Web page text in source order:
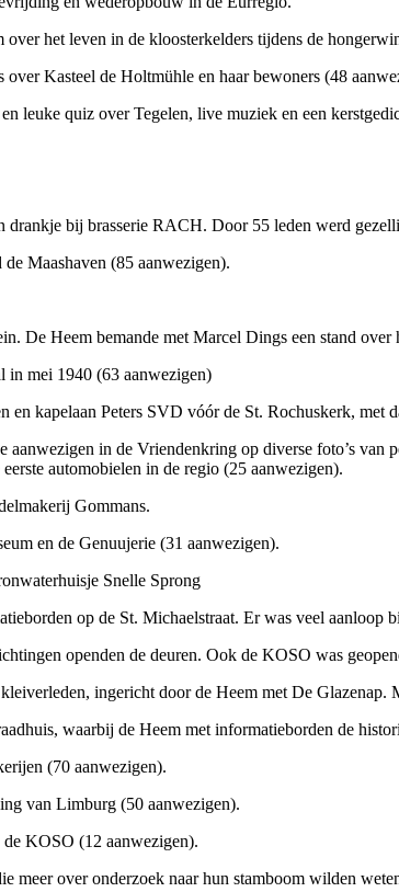
het leven in de kloosterkelders tijdens de
Kasteel de Holtmühle en haar bewoners (48
quiz over Tegelen, live muziek en een
bij brasserie RACH. Door 55 leden werd
Maashaven (85 aanwezigen).
Heem bemande met Marcel Dings een stand over
mei 1940 (63 aanwezigen)
Peters SVD vóór de St. Rochuskerk, met
in de Vriendenkring op diverse foto’s van
automobielen in de regio (25 aanwezigen).
Gommans.
en de Genuujerie (31 aanwezigen).
Snelle Sprong
op de St. Michaelstraat. Er was veel aanloop
openden de deuren. Ook de KOSO was
ingericht door de Heem met De Glazenap.
waarbij de Heem met informatieborden de
(70 aanwezigen).
van Limburg (50 aanwezigen).
KOSO (12 aanwezigen).
over onderzoek naar hun stamboom wilden